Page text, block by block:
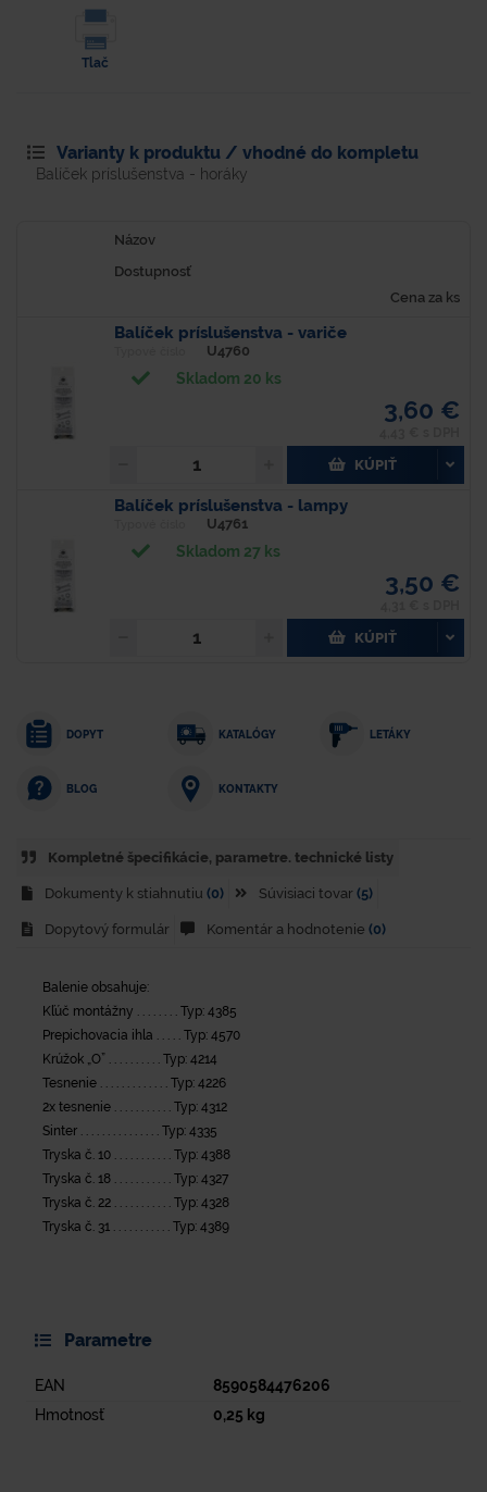
Tlač
Varianty k produktu / vhodné do kompletu
Balíček príslušenstva - horáky
Názov
Dostupnosť
Cena za ks
Balíček príslušenstva - variče
U4760
Skladom 20 ks
3,60 €
KÚPIŤ
Balíček príslušenstva - lampy
U4761
Skladom 27 ks
3,50 €
KÚPIŤ
DOPYT KATALÓGY LETÁKY
BLOG KONTAKTY
Kompletné špecifikácie, parametre. technické listy
Dokumenty k stiahnutiu (0) Súvisiaci tovar (5)
Dopytový formulár Komentár a hodnotenie (0)
Balenie obsahuje:
Kľúč montážny . . . . . . . . Typ: 4385
Prepichovacia ihla . . . . . Typ: 4570
Krúžok „O” . . . . . . . . . . Typ: 4214
Tesnenie . . . . . . . . . . . . . Typ: 4226
2x tesnenie . . . . . . . . . . . Typ: 4312
Sinter . . . . . . . . . . . . . . . Typ: 4335
Tryska č. 10 . . . . . . . . . . . Typ: 4388
Tryska č. 18 . . . . . . . . . . . Typ: 4327
Tryska č. 22 . . . . . . . . . . . Typ: 4328
Tryska č. 31 . . . . . . . . . . . Typ: 4389
Parametre
EAN
8590584476206
Hmotnosť
0,25 kg